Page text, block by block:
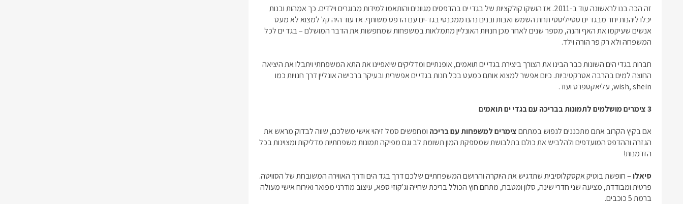
זה הכה בנו לראשונה עוד ב-2011. אז הושקו קולקציות של בגדי ים בהדפסים מגוונים והותאמו למידות מבוגרים וילדים. כך אמהות ובנות
יכלו ליהנות יחד מבגד ים סטייליסטי תחת השמש ואבות ובנים נהנו ממכנסי בגד-ים עם הדפס משותף. אז עוד היה קל למצוא לא מעט
אנשים שעיקמו את האף והנה, מספר שנים לאחר מכן חנויות האונליין מתמלאות במשפחות שמחפשות את הדבר המושלם – בגד ים לכל
המשפחה ולא רק פר הורה וילד.
חברות בגדי הים השונות כבר הבינו את הצורך ביצירת בגדי ים תואמים, אופנתיים ומדליקים שיאפיינו את התא המשפחתי ויתבלו את היציאה
החוצה למים בהרבה אטרקטיביות. כיום אפשר למצוא אותם כמעט בכל חנות בגדי ים אפשרית ובעיקר ברכישה אונליין דרך חנויות כמו
wish, shein, עליאקספרס ועוד.
3 צימרים מושלמים לתמונות בבריכה עם בגדי ים תואמים
אם בקיץ הקרוב אתם מתכננים לנפוש במתחםצימרים למשפחות עם בריכה ומחפשים סמל זיהוי אישי משלכם, שווה לבדוק מראש את
הגזרה וההדפס המועדפים ולהלביש את כולם בתלבושת שמספקת המון תשומת לב וגם מפיקה תמונות משפחתיות מדליקות ומצוינות בכל
הזדמנות!
סיאלו– חופשת בוטיק אקסקלוסיבית שתדגיש את היוקרה והרושם המשפחתיים שלכם דרך בגד הים ודרך האווירה המשובחת של הסוויטה.
פרטית ומבודדת, מציעה שני חדרי שינה, סלון ומטבח, מתחם חוץ הכולל בריכת שחייה וג'קוזי ספא, עיצוב מודרני מפואר ואירוח אישי מעולה
ברמת 5 כוכבים.